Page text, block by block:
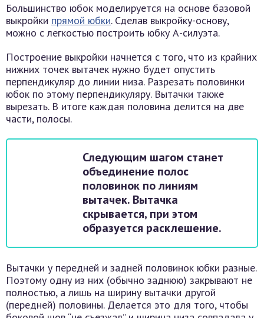
Большинство юбок моделируется на основе базовой
выкройки прямой юбки. Сделав выкройку-основу,
можно с легкостью построить юбку А-силуэта.
Построение выкройки начнется с того, что из крайних
нижних точек вытачек нужно будет опустить
перпендикуляр до линии низа. Разрезать половинки
юбок по этому перпендикуляру. Вытачки также
вырезать. В итоге каждая половина делится на две
части, полосы.
Следующим шагом станет
объединение полос
половинок по линиям
вытачек. Вытачка
скрывается, при этом
образуется расклешение.
Вытачки у передней и задней половинок юбки разные.
Поэтому одну из них (обычно заднюю) закрывают не
полностью, а лишь на ширину вытачки другой
(передней) половины. Делается это для того, чтобы